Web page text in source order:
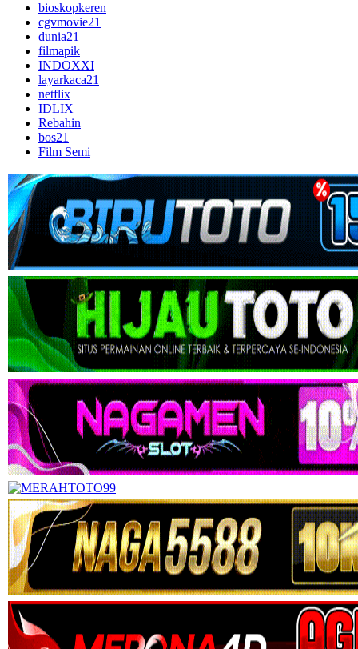
bioskopkeren
cgvmovie21
dunia21
filmapik
INDOXXI
layarkaca21
netflix
IDLIX
Rebahin
bos21
Film Semi